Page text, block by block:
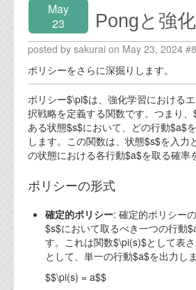
会社案内
代表ご挨拶
オフィス
実績
機能安全ブログ
設計ブログ
May
23
Pongと強
posted by sakurai on May 23, 2024
ポリシーをさらに深掘りします。
ポリシー$\pi$は、強化学習における
択戦略を定義する関数です。つまり、
ある状態$s$において、どの行動$a$
します。この関数は、状態$s$を入力
の状態における各行動$a$を取る確率
ポリシーの形式
確定的ポリシー: 確定的ポリシー
$s$において取るべき一つの行動
す。これは関数$\pi(s)$として表
として、単一の行動$a$を出力しま
$$\pi(s) = a$$